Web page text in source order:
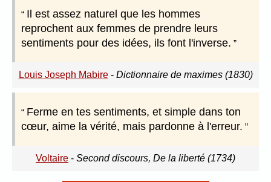
Il est assez naturel que les hommes
reprochent aux femmes de prendre leurs
sentiments pour des idées, ils font l'inverse.
Louis Joseph Mabire- Dictionnaire de maximes (1830)
Ferme en tes sentiments, et simple dans ton
cœur, aime la vérité, mais pardonne à l'erreur.
Voltaire - Second discours, De la liberté (1734)